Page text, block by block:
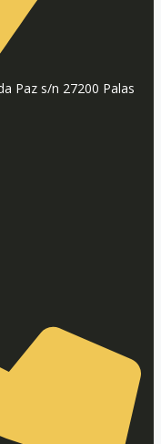
Paz s/n 27200 Palas